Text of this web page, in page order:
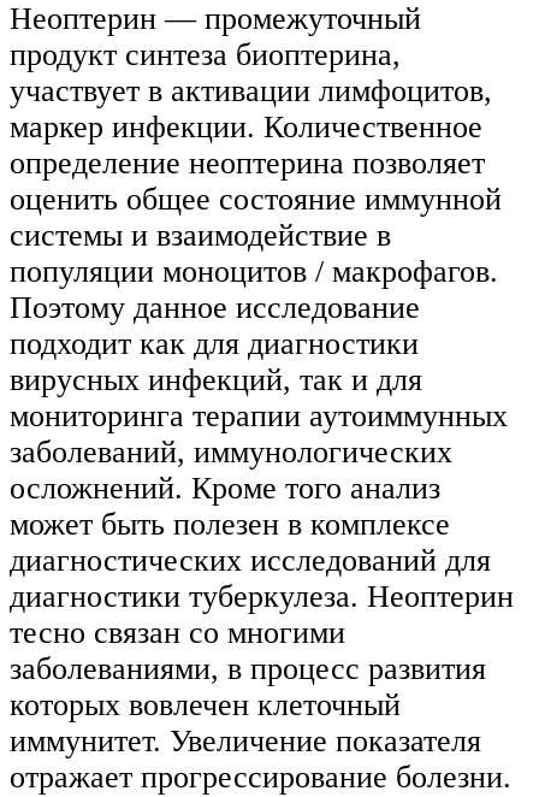
Неоптерин — промежуточный
продукт синтеза биоптерина,
участвует в активации лимфоцитов,
маркер инфекции. Количественное
определение неоптерина позволяет
оценить общее состояние иммунной
системы и взаимодействие в
популяции моноцитов / макрофагов.
Поэтому данное исследование
подходит как для диагностики
вирусных инфекций, так и для
мониторинга терапии аутоиммунных
заболеваний, иммунологических
осложнений. Кроме того анализ
может быть полезен в комплексе
диагностических исследований для
диагностики туберкулеза. Неоптерин
тесно связан со многими
заболеваниями, в процесс развития
которых вовлечен клеточный
иммунитет. Увеличение показателя
отражает прогрессирование болезни.